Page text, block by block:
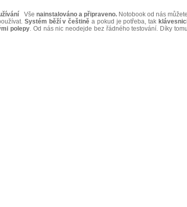
Vše nainstalováno a připraveno.Notobook od nás můžete
Systém běží v češtině a pokud je potřeba, tak
polepy. Od nás nic neodejde bez řádného testování. Díky tomu